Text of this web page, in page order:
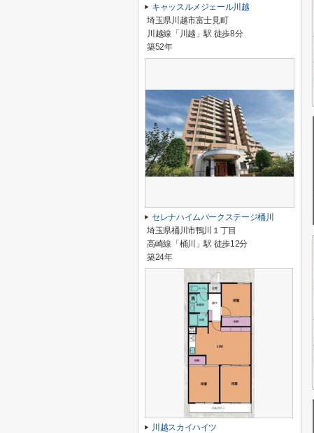
キャッスルメジェール川越
埼玉県川越市富士見町
川越線「川越」駅 徒歩8分
築52年
セレナハイムパークステージ桶川
埼玉県桶川市鴨川１丁目
高崎線「桶川」駅 徒歩12分
築24年
川越スカイハイツ